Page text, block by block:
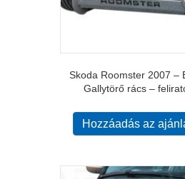
Skoda Roomster 2007 –
Gallytörő rács –
Hozzáadás az